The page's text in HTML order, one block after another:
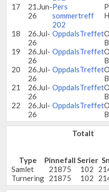
17
21.Jun-
26
Pers
sommertreff
202
18
26.Jul-
26
OppdalsTreffet
19
26.Jul-
26
OppdalsTreffet
20
26.Jul-
26
OppdalsTreffet
21
26.Jul-
26
OppdalsTreffet
22
26.Jul-
26
OppdalsTreffet
Totalt
Type Pinnefall Serier
Samlet
21875 102
Turnering 21875 102